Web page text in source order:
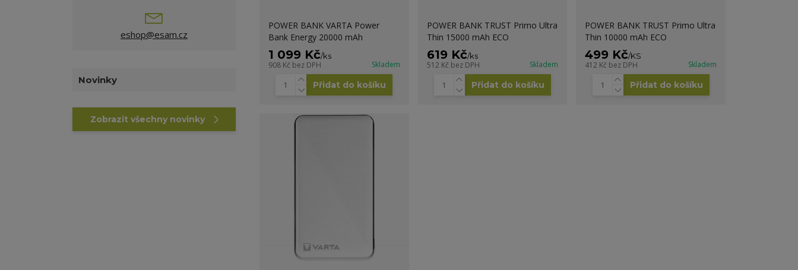
POWER BANK VARTA Power
Bank Energy 20000 mAh
1 099 Kč/ks
908 Kč bez DPH Skladem
Přidat do košíku
POWER BANK TRUST Primo Ultra
Thin 15000 mAh ECO
619 Kč/ks
512 Kč bez DPH Skladem
Přidat do košíku
POWER BANK TRUST Primo Ultra
Thin 10000 mAh ECO
499 Kč/KS
412 Kč bez DPH Skladem
Přidat do košíku
eshop@esam.cz
Novinky
Zobrazit všechny novinky